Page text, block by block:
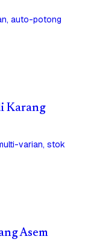
auto-potong
Karang
varian, stok
Asem